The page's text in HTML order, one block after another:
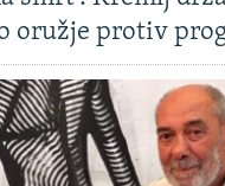
oružje protiv